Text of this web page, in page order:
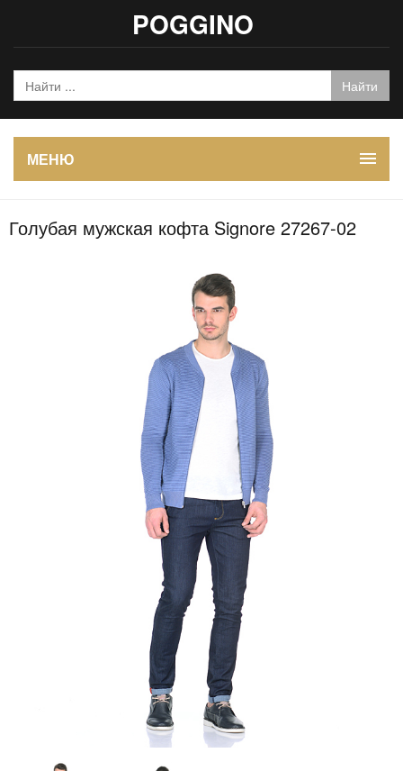
POGGINO
МЕНЮ
Голубая мужская кофта Signore 27267-02